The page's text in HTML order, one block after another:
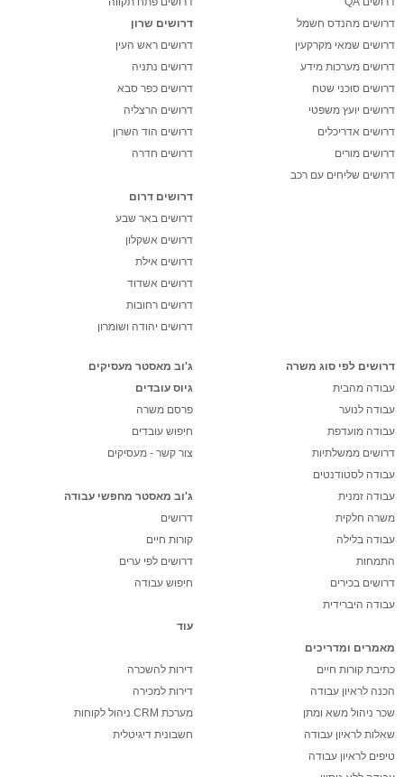
דרושים מהנדס חשמל
דרושים שמאי מקרקעין
דרושים מערכות מידע
דרושים סוכני שטח
דרושים יועץ משפטי
דרושים אדריכלים
דרושים מורים
דרושים שליחים עם רכב
דרושים שרון
דרושים ראש העין
דרושים נתניה
דרושים כפר סבא
דרושים הרצליה
דרושים הוד השרון
דרושים חדרה
דרושים דרום
דרושים באר שבע
דרושים אשקלון
דרושים אילת
דרושים אשדוד
דרושים רחובות
דרושים יהודה ושומרון
דרושים לפי סוג משרה
עבודה מהבית
עבודה לנוער
עבודה מועדפת
דרושים ממשלתיות
עבודה לסטודנטים
עבודה זמנית
משרה חלקית
עבודה בלילה
התמחות
דרושים בכירים
עבודה היברידית
מאמרים ומדריכים
כתיבת קורות חיים
הכנה לראיון עבודה
שכר ניהול משא ומתן
שאלות לראיון עבודה
טיפים לראיון עבודה
ג'וב מאסטר מעסיקים
גיוס עובדים
פרסם משרה
חיפוש עובדים
צור קשר - מעסיקים
ג'וב מאסטר מחפשי עבודה
דרושים
קורות חיים
דרושים לפי ערים
חיפוש עבודה
עוד
דירות להשכרה
דירות למכירה
מערכת CRM ניהול לקוחות
חשבונית דיגיטלית